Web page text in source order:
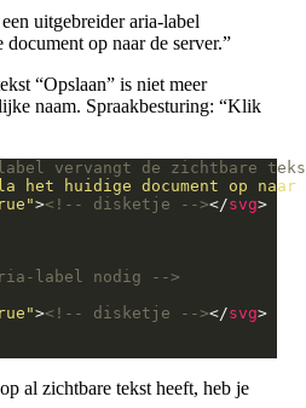
uitgebreider aria-label
op naar de server.”
“Opslaan” is niet meer
naam. Spraakbesturing: “Klik
vervangt de zichtbare
het huidige document op
><!-- disketje --></svg
label nodig -->
><!-- disketje --></svg
al zichtbare tekst heeft, heb je